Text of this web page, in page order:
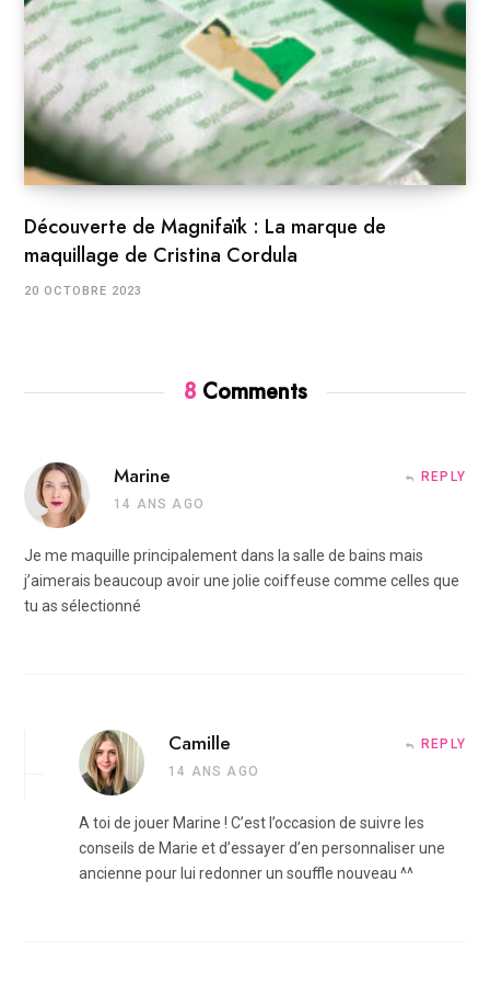
Découverte de Magnifaïk : La marque de
maquillage de Cristina Cordula
20 OCTOBRE 2023
8Comments
Marine
14 ANS AGO
REPLY
Je me maquille principalement dans la salle de bains mais
j’aimerais beaucoup avoir une jolie coiffeuse comme celles que
tu as sélectionné
Camille
14 ANS AGO
REPLY
A toi de jouer Marine ! C’est l’occasion de suivre les
conseils de Marie et d’essayer d’en personnaliser une
ancienne pour lui redonner un souffle nouveau ^^